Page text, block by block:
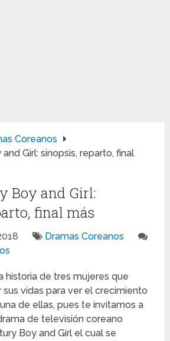
Coreanos
Girl: sinopsis, reparto, final
Boy and Girl:
final más
Dramas Coreanos
historia de tres mujeres que
sus vidas para ver el crecimiento
de ellas, pues te invitamos a
de televisión coreano
Boy and Girl el cual se